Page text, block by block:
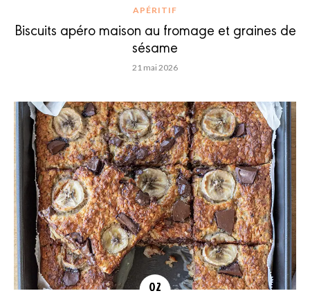
APÉRITIF
Biscuits apéro maison au fromage et graines de
sésame
21 mai 2026